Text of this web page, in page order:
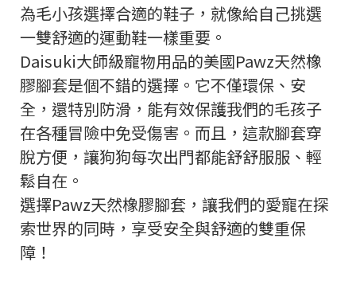
為毛小孩選擇合適的鞋子，就像給自己挑選
一雙舒適的運動鞋一樣重要。
Daisuki大師級寵物用品的美國Pawz天然橡
膠腳套是個不錯的選擇。它不僅環保、安
全，還特別防滑，能有效保護我們的毛孩子
在各種冒險中免受傷害。而且，這款腳套穿
脫方便，讓狗狗每次出門都能舒舒服服、輕
鬆自在。
選擇Pawz天然橡膠腳套，讓我們的愛寵在探
索世界的同時，享受安全與舒適的雙重保
障！